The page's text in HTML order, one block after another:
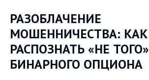
РАЗОБЛАЧЕНИЕ
МОШЕННИЧЕСТВА: КАК
РАСПОЗНАТЬ «НЕ ТОГО»
БИНАРНОГО ОПЦИОНА